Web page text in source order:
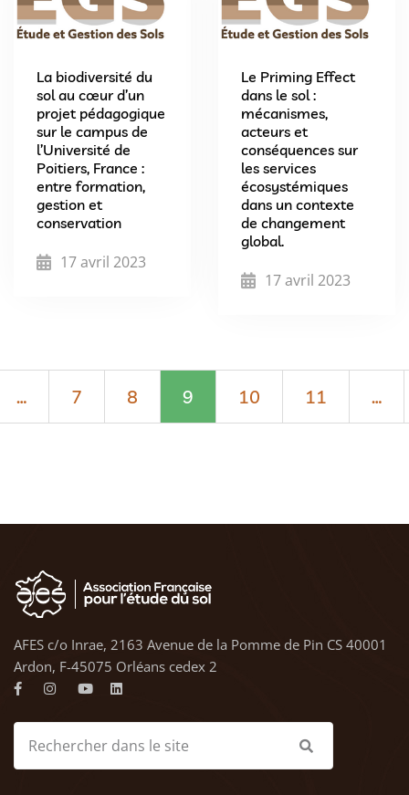
La biodiversité du
sol au cœur d’un
projet pédagogique
sur le campus de
l’Université de
Poitiers, France :
entre formation,
gestion et
conservation
17 avril 2023
Le Priming Effect
dans le sol :
mécanismes,
acteurs et
conséquences sur
les services
écosystémiques
dans un contexte
de changement
global.
17 avril 2023
… 7 8 9 10 11 …
AFES c/o Inrae, 2163 Avenue de la Pomme de Pin CS 40001
Ardon, F-45075 Orléans cedex 2